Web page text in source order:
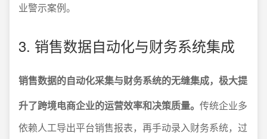
业警示案例。
3. 销售数据自动化与财务系统集成
销售数据的自动化采集与财务系统的无缝集成，极大提
升了跨境电商企业的运营效率和决策质量。 传统企业多
依赖人工导出平台销售报表，再手动录入财务系统，过